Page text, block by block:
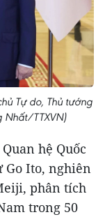
Tự do, Thủ tướng
Nhất/TTXVN)
hệ Quốc
Go Ito, nghiên
phân tích
trong 50